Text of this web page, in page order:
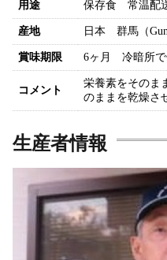
用途 保存食 常温配
産地 日本 群馬（
賞味期限 6ヶ月 冷暗所で
コメント
栄養素をそのま
のままを乾燥さ
生産者情報